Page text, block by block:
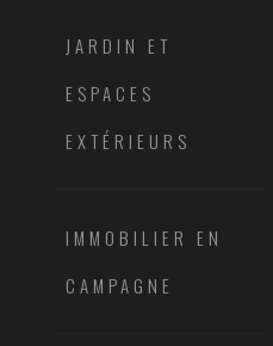
JARDIN ET
ESPACES
EXTÉRIEURS
IMMOBILIER EN
CAMPAGNE